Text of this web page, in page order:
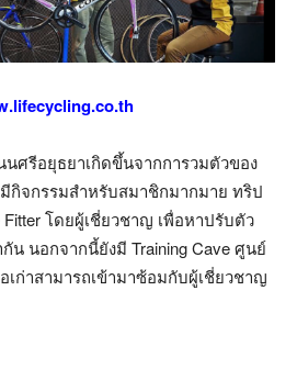
ศรีอยุธยาเกิดขึ้นจากการวมตัวของ
กิจกรรมสำหรับสมาชิกมากมาย ทริป
โดยผู้เชี่ยวชาญ เพื่อหาปรับตัว
น นอกจากนี้ยังมี Training Cave ศูนย์
ก่าสามารถเข้ามาซ้อมกับผู้เชี่ยวชาญ